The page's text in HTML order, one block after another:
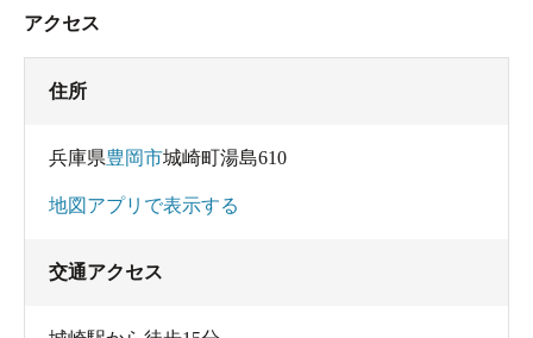
アクセス
住所
兵庫県豊岡市城崎町湯島610
地図アプリで表示する
交通アクセス